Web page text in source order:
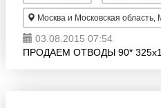
Москва и Московская область,
03.08.2015 07:54
ПРОДАЕМ ОТВОДЫ 90*